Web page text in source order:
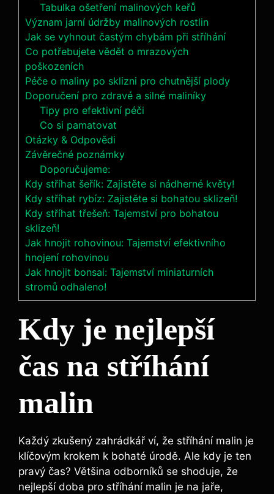
Tabulka​ ošetření⁣ malinových keřů
Význam jarní údržby malinových rostlin
Jak ⁤se vyhnout⁤ častým chybám při stříhání
Co potřebujete vědět o mrazových
poškozeních
Péče o maliny po sklizni pro chutnější plody
Doporučení pro⁤ zdravé a silné maliníky
Tipy pro efektivní péči
Co si pamatovat
Otázky ⁤& Odpovědi
Závěrečné poznámky
Doporučujeme:
Kdy stříhat šeřík: Zajistěte si nádherné květy!
Kdy stříhat rybíz: Zajistěte si bohatou sklizeň!
Kdy stříhat třešeň: Tajemství pro bohatou
sklizeň!
Jak hnojit rohovinou: Tajemství efektivního
hnojení rohovinou
Jak hnojit bonsai: Tajemství miniaturních
stromů odhaleno!
Kdy je nejlepší
čas na ⁤stříhání
malin
Každý​ zkušený zahrádkář ví, že stříhání malin je
klíčovým ‌krokem k bohaté úrodě. ⁤Ale kdy ⁢je ten
pravý čas? Většina odborníků se shoduje, ⁣že
nejlepší doba pro stříhání malin je na jaře,